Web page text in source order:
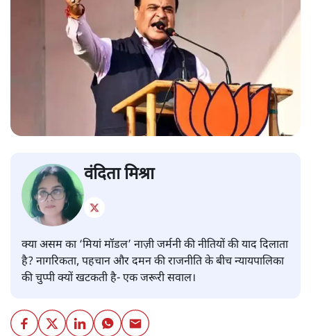
वंदिता मिश्रा
क्या असम का ‘मियां मॉडल’ नाज़ी जर्मनी की नीतियों की याद दिलाता
है? नागरिकता, पहचान और दमन की राजनीति के बीच न्यायपालिका
की चुप्पी क्यों खटकती है- एक जरूरी सवाल।